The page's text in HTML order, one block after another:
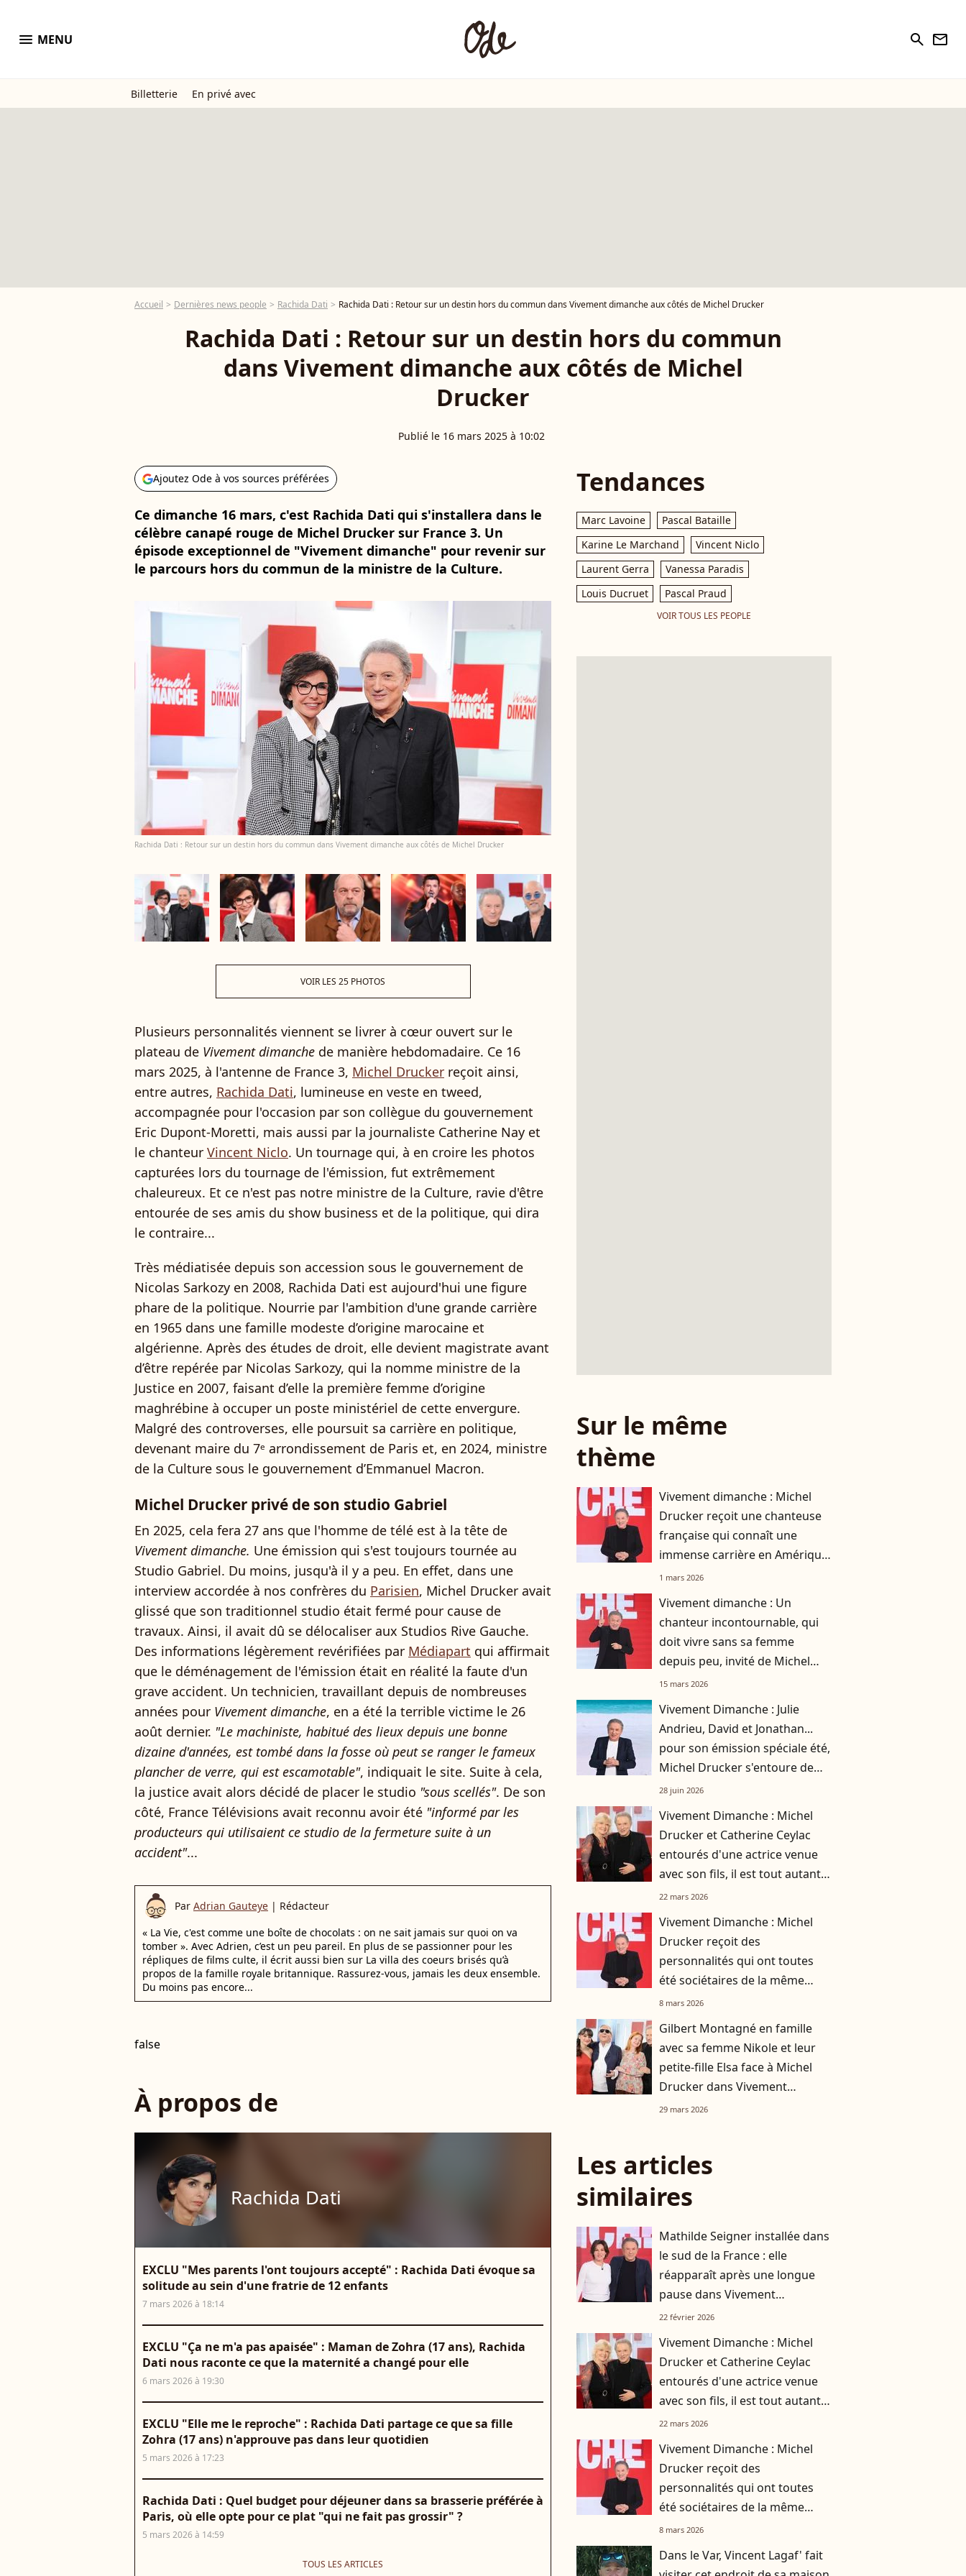
menu MENU search newsletter
Billetterie En privé avec
Accueil Dernières news people Rachida Dati Rachida Dati : Retour sur un destin hors du commun dans Vivement dimanche aux côtés de Michel Drucker
Rachida Dati : Retour sur un destin hors du commun
dans Vivement dimanche aux côtés de Michel
Drucker
Publié le 16 mars 2025 à 10:02
Ajoutez Ode à vos sources préférées
Ce dimanche 16 mars, c'est Rachida Dati qui s'installera dans le
célèbre canapé rouge de Michel Drucker sur France 3. Un
épisode exceptionnel de "Vivement dimanche" pour revenir sur
le parcours hors du commun de la ministre de la Culture.
Rachida Dati : Retour sur un destin hors du commun dans Vivement dimanche aux côtés de Michel Drucker
VOIR LES 25 PHOTOS
Plusieurs personnalités viennent se livrer à cœur ouvert sur le
plateau de Vivement dimanche de manière hebdomadaire. Ce 16
mars 2025, à l'antenne de France 3, Michel Drucker reçoit ainsi,
entre autres, Rachida Dati, lumineuse en veste en tweed,
accompagnée pour l'occasion par son collègue du gouvernement
Eric Dupont-Moretti, mais aussi par la journaliste Catherine Nay et
le chanteur Vincent Niclo. Un tournage qui, à en croire les photos
capturées lors du tournage de l'émission, fut extrêmement
chaleureux. Et ce n'est pas notre ministre de la Culture, ravie d'être
entourée de ses amis du show business et de la politique, qui dira
le contraire...
Très médiatisée depuis son accession sous le gouvernement de
Nicolas Sarkozy en 2008, Rachida Dati est aujourd'hui une figure
phare de la politique. Nourrie par l'ambition d'une grande carrière
en 1965 dans une famille modeste d’origine marocaine et
algérienne. Après des études de droit, elle devient magistrate avant
d’être repérée par Nicolas Sarkozy, qui la nomme ministre de la
Justice en 2007, faisant d’elle la première femme d’origine
maghrébine à occuper un poste ministériel de cette envergure.
Malgré des controverses, elle poursuit sa carrière en politique,
devenant maire du 7ᵉ arrondissement de Paris et, en 2024, ministre
de la Culture sous le gouvernement d’Emmanuel Macron.
Michel Drucker privé de son studio Gabriel
En 2025, cela fera 27 ans que l'homme de télé est à la tête de
Vivement dimanche. Une émission qui s'est toujours tournée au
Studio Gabriel. Du moins, jusqu'à il y a peu. En effet, dans une
interview accordée à nos confrères du Parisien, Michel Drucker avait
glissé que son traditionnel studio était fermé pour cause de
travaux. Ainsi, il avait dû se délocaliser aux Studios Rive Gauche.
Des informations légèrement revérifiées par Médiapart qui affirmait
que le déménagement de l'émission était en réalité la faute d'un
grave accident. Un technicien, travaillant depuis de nombreuses
années pour Vivement dimanche, en a été la terrible victime le 26
août dernier. "Le machiniste, habitué des lieux depuis une bonne
dizaine d'années, est tombé dans la fosse où peut se ranger le fameux
plancher de verre, qui est escamotable", indiquait le site. Suite à cela,
la justice avait alors décidé de placer le studio "sous scellés". De son
côté, France Télévisions avait reconnu avoir été "informé par les
producteurs qui utilisaient ce studio de la fermeture suite à un
accident"...
Par Adrian Gauteye | Rédacteur
« La Vie, c'est comme une boîte de chocolats : on ne sait jamais sur quoi on va
tomber ». Avec Adrien, c’est un peu pareil. En plus de se passionner pour les
répliques de films culte, il écrit aussi bien sur La villa des coeurs brisés qu’à
propos de la famille royale britannique. Rassurez-vous, jamais les deux ensemble.
Du moins pas encore...
false
À propos de
Rachida Dati
EXCLU "Mes parents l'ont toujours accepté" : Rachida Dati évoque sa
solitude au sein d'une fratrie de 12 enfants
7 mars 2026 à 18:14
EXCLU "Ça ne m'a pas apaisée" : Maman de Zohra (17 ans), Rachida
Dati nous raconte ce que la maternité a changé pour elle
6 mars 2026 à 19:30
EXCLU "Elle me le reproche" : Rachida Dati partage ce que sa fille
Zohra (17 ans) n'approuve pas dans leur quotidien
5 mars 2026 à 17:23
Rachida Dati : Quel budget pour déjeuner dans sa brasserie préférée à
Paris, où elle opte pour ce plat "qui ne fait pas grossir" ?
5 mars 2026 à 14:59
TOUS LES ARTICLES
Tendances
Marc Lavoine
Pascal Bataille
Karine Le Marchand
Vincent Niclo
Laurent Gerra
Vanessa Paradis
Louis Ducruet
Pascal Praud
VOIR TOUS LES PEOPLE
Sur le même
thème
Vivement dimanche : Michel
Drucker reçoit une chanteuse
française qui connaît une
immense carrière en Amérique
du Sud !
1 mars 2026
Vivement dimanche : Un
chanteur incontournable, qui
doit vivre sans sa femme
depuis peu, invité de Michel
Drucker sur France 3
15 mars 2026
Vivement Dimanche : Julie
Andrieu, David et Jonathan...
pour son émission spéciale été,
Michel Drucker s'entoure de
personnalités emblématiques
28 juin 2026
Vivement Dimanche : Michel
Drucker et Catherine Ceylac
entourés d'une actrice venue
avec son fils, il est tout autant
talentueux qu'elle !
22 mars 2026
Vivement Dimanche : Michel
Drucker reçoit des
personnalités qui ont toutes
été sociétaires de la même
émission !
8 mars 2026
Gilbert Montagné en famille
avec sa femme Nikole et leur
petite-fille Elsa face à Michel
Drucker dans Vivement
dimanche
29 mars 2026
Les articles
similaires
Mathilde Seigner installée dans
le sud de la France : elle
réapparaît après une longue
pause dans Vivement
dimanche
22 février 2026
Vivement Dimanche : Michel
Drucker et Catherine Ceylac
entourés d'une actrice venue
avec son fils, il est tout autant
talentueux qu'elle !
22 mars 2026
Vivement Dimanche : Michel
Drucker reçoit des
personnalités qui ont toutes
été sociétaires de la même
émission !
8 mars 2026
Dans le Var, Vincent Lagaf' fait